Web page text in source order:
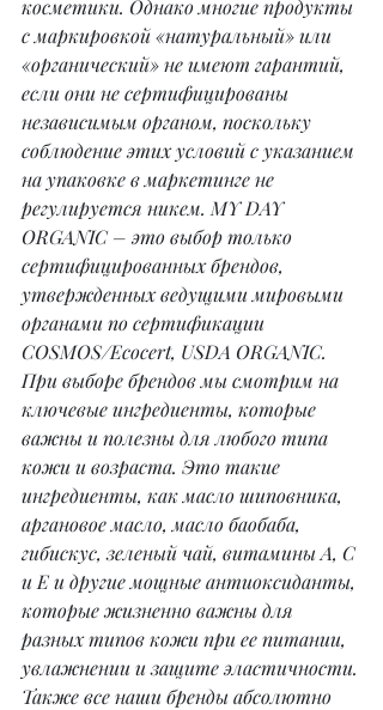
косметики. Однако многие продукты
с маркировкой «натуральный» или
«органический» не имеют гарантий,
если они не сертифицированы
независимым органом, поскольку
соблюдение этих условий с указанием
на упаковке в маркетинге не
регулируется никем. MY DAY
ORGANIC – это выбор только
сертифицированных брендов,
утвержденных ведущими мировыми
органами по сертификации
COSMOS/Ecocert, USDA ORGANIC.
При выборе брендов мы смотрим на
ключевые ингредиенты, которые
важны и полезны для любого типа
кожи и возраста. Это такие
ингредиенты, как масло шиповника,
аргановое масло, масло баобаба,
гибискус, зеленый чай, витамины А, С
и Е и другие мощные антиоксиданты,
которые жизненно важны для
разных типов кожи при ее питании,
увлажнении и защите эластичности.
Также все наши бренды абсолютно